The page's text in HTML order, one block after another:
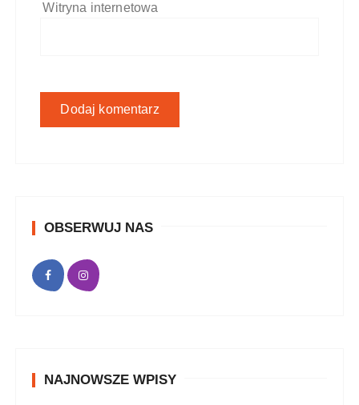
Witryna internetowa
OBSERWUJ NAS
NAJNOWSZE WPISY